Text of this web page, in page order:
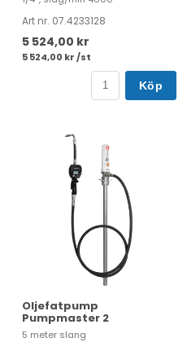
Art nr. 07.4233128
5 524,00 kr
5 524,00 kr /st
Köp
Oljefatpump
Pumpmaster 2
5 meter slang